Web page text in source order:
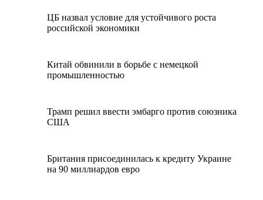
ЦБ назвал условие для устойчивого роста
российской экономики
Китай обвинили в борьбе с немецкой
промышленностью
Трамп решил ввести эмбарго против союзника
США
Британия присоединилась к кредиту Украине
на 90 миллиардов евро